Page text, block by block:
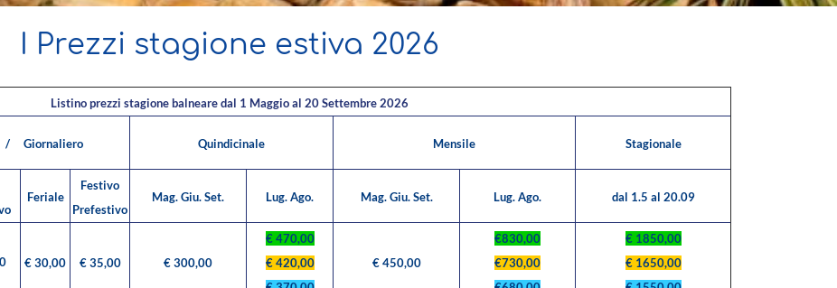
I Prezzi stagione estiva 2026
Listino prezzi stagione balneare dal 1 Maggio al 20 Settembre 2026
/ Giornaliero Quindicinale Mensile Stagionale
Feriale
Festivo
Prefestivo
Mag. Giu. Set. Lug. Ago. Mag. Giu. Set. Lug. Ago. dal 1.5 al 20.09
€ 30,00 € 35,00 € 300,00
€ 470,00
€ 420,00
€ 450,00
€830,00
€730,00
€ 1850,00
€ 1650,00